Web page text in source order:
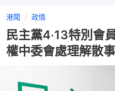
港聞 政情
民主黨4‧13特別
權中委會處理解散